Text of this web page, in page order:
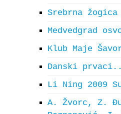
Srebrna žogica
Medvedgrad
Klub Maje
Danski
Li Ning 2009
A. Žvorc, Z.